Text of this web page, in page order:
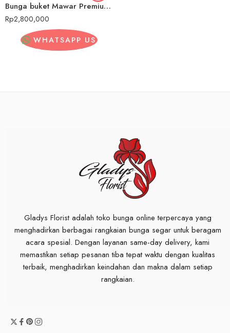
Bunga buket Mawar Premium Sukapura
Rp2,800,000
WHATSAPP US
Gladys Florist adalah toko bunga online terpercaya yang
menghadirkan berbagai rangkaian bunga segar untuk beragam
acara spesial. Dengan layanan same-day delivery, kami
memastikan setiap pesanan tiba tepat waktu dengan kualitas
terbaik, menghadirkan keindahan dan makna dalam setiap
rangkaian.